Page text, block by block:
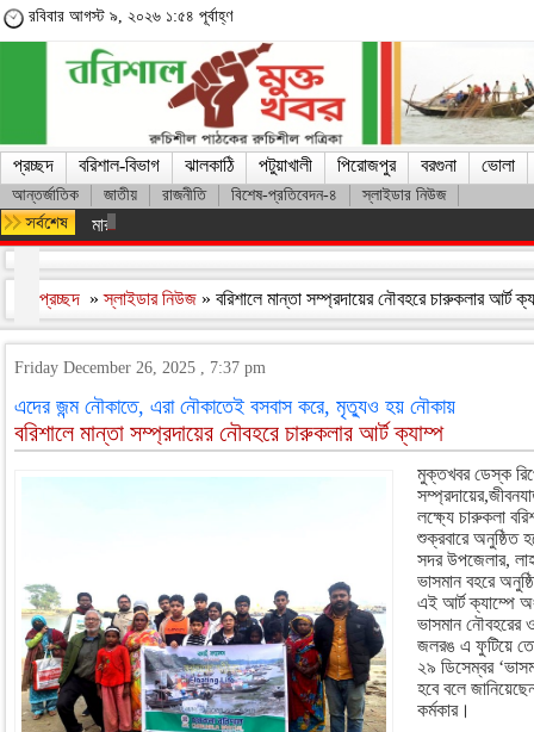
রবিবার আগস্ট ৯, ২০২৬ ১:৫৪ পূর্বাহ্ণ
প্রচ্ছদ বরিশাল-বিভাগ ঝালকাঠি পটুয়াখালী পিরোজপুর বরগুনা ভোলা
আন্তর্জাতিক জাতীয় রাজনীতি বিশেষ-প্রতিবেদন-৪ স্লাইডার নিউজ
মারা গেলেন লিওনেল মেসির বাবা হোর্হে মেসি
প্রচ্ছদ »স্লাইডার নিউজ » বরিশালে মান্তা সম্প্রদায়ের নৌবহরে চারুকলার আর্ট
Friday December 26, 2025 , 7:37 pm
এদের জন্ম নৌকাতে, এরা নৌকাতেই বসবাস করে, মৃত্যুও হয় নৌকায়
বরিশালে মান্তা সম্প্রদায়ের নৌবহরে চারুকলার আর্ট ক্যাম্প
মুক্তখবর ডেস্ক
লক্ষ্যে চারুকলা
শুক্রবারে অনুষ্ঠিত
সদর উপজেলার,
ভাসমান বহরে
এই আর্ট ক্যাম্পে
ভাসমান নৌবহরের
জলরঙ এ ফুটিয়ে
২৯ ডিসেম্বর
হবে বলে
কর্মকার।